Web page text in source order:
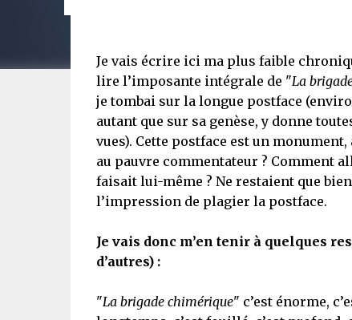
Je vais écrire ici ma plus faible
lire l’imposante intégrale de "La
je tombai sur la longue postface
autant que sur sa genèse, y donne
vues). Cette postface est un
au pauvre commentateur ? Comment
faisait lui-même ? Ne restaient que
l’impression de plagier la postface.
Je vais donc m’en tenir à quelques
d’autres) :
"La brigade chimérique" c’est énorme,